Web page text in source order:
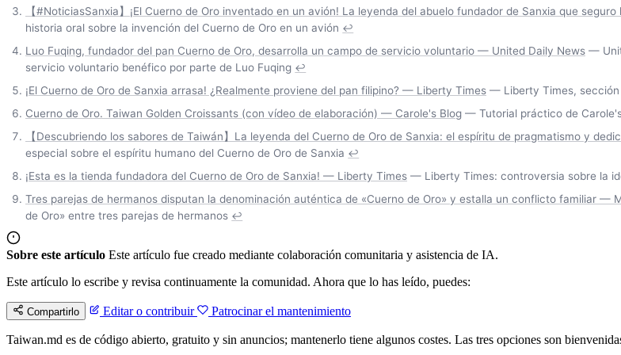
【#NoticiasSanxia】¡El Cuerno de Oro inventado en un avión! La leyenda del abuelo fundador de Sanxia que
historia oral sobre la invención del Cuerno de Oro en un avión ↩
Luo Fuqing, fundador del pan Cuerno de Oro, desarrolla un campo de servicio voluntario — United Daily News —
servicio voluntario benéfico por parte de Luo Fuqing ↩
¡El Cuerno de Oro de Sanxia arrasa! ¿Realmente proviene del pan filipino? — Liberty Times — Liberty Times, sección
Cuerno de Oro. Taiwan Golden Croissants (con vídeo de elaboración) — Carole's Blog — Tutorial práctico de
【Descubriendo los sabores de Taiwán】La leyenda del Cuerno de Oro de Sanxia: el espíritu de pragmatismo y
especial sobre el espíritu humano del Cuerno de Oro de Sanxia ↩
¡Esta es la tienda fundadora del Cuerno de Oro de Sanxia! — Liberty Times — Liberty Times: controversia sobre la
Tres parejas de hermanos disputan la denominación auténtica de «Cuerno de Oro» y estalla un conflicto familiar —
de Oro» entre tres parejas de hermanos ↩
Sobre este artículo Este artículo fue creado mediante colaboración comunitaria y asistencia de IA.
Este artículo lo escribe y revisa continuamente la comunidad. Ahora que lo has leído, puedes:
Compartirlo Editar o contribuir Patrocinar el mantenimiento
Taiwan.md es de código abierto, gratuito y sin anuncios; mantenerlo tiene algunos costes. Las tres opciones son